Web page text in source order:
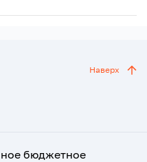
Наверх
бюджетное